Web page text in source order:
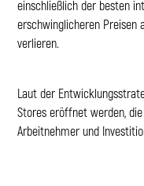
einschließlich der besten
erschwinglicheren Preisen
verlieren.
Laut der
Stores eröffnet werden,
Arbeitnehmer und